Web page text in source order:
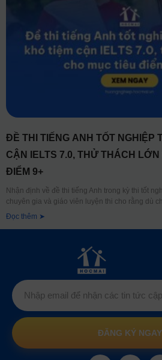
ĐỀ THI TIẾNG ANH TỐT NGHIỆP
CẬN IELTS 7.0, THỬ THÁCH LỚN
ĐIỂM 9+
Nhận định về đề thi tiếng Anh trong kỳ thi tốt
chuyên gia và giáo viên luyện thi cho rằng dù
Đọc thêm ➤
ĐĂNG KÝ NGAY